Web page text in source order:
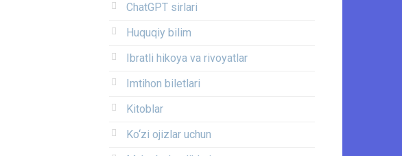
ChatGPT sirlari
Huquqiy bilim
Ibratli hikoya va rivoyatlar
Imtihon biletlari
Kitoblar
Ko‘zi ojizlar uchun